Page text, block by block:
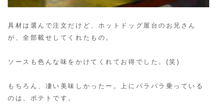
具材は選んで注文だけど、ホットドッグ屋台のお兄さん
が、全部載せしてくれたもの。
ソースも色んな味をかけてくれてお得でした。(笑)
もちろん、凄い美味しかったー。上にパラパラ乗っている
のは、ポテトです。